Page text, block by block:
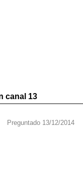
canal 13
Preguntado 13/12/2014